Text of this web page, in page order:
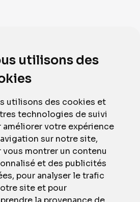
utilisons des
utilisons des cookies et
technologies de suivi
améliorer votre expérience
sur notre site,
vous montrer un contenu
et des publicités
pour analyser le trafic
site et pour